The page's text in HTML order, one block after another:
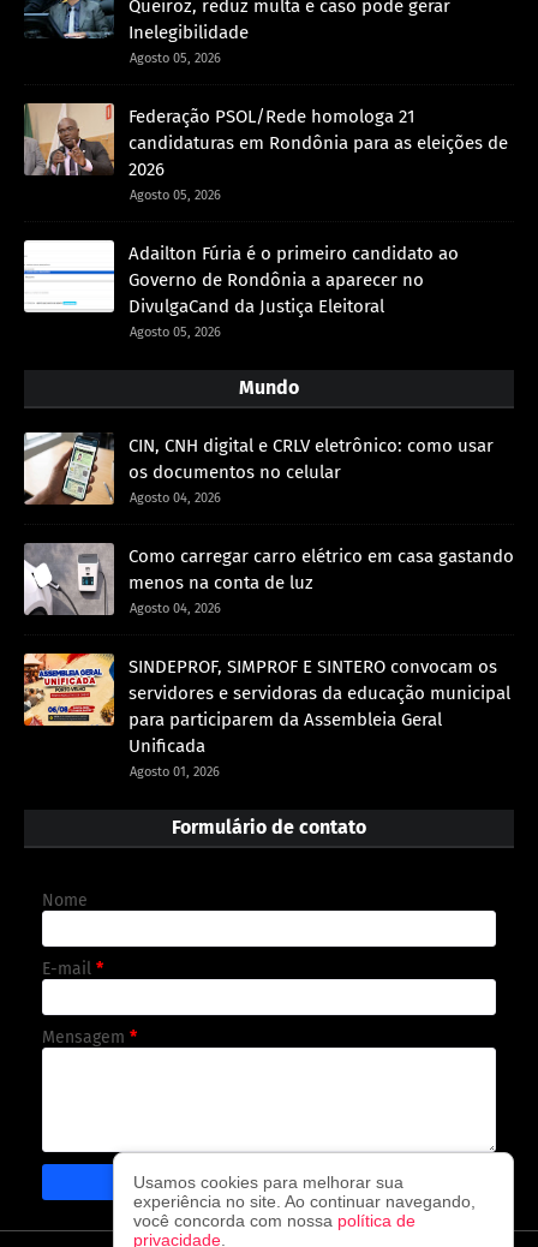
Queiroz, reduz multa e caso pode gerar
Inelegibilidade
Agosto 05, 2026
Federação PSOL/Rede homologa 21
candidaturas em Rondônia para as eleições de
2026
Agosto 05, 2026
Adailton Fúria é o primeiro candidato ao
Governo de Rondônia a aparecer no
DivulgaCand da Justiça Eleitoral
Agosto 05, 2026
Mundo
CIN, CNH digital e CRLV eletrônico: como usar
os documentos no celular
Agosto 04, 2026
Como carregar carro elétrico em casa gastando
menos na conta de luz
Agosto 04, 2026
SINDEPROF, SIMPROF E SINTERO convocam os
servidores e servidoras da educação municipal
para participarem da Assembleia Geral
Unificada
Agosto 01, 2026
Formulário de contato
Nome
E-mail *
Mensagem *
Usamos cookies para melhorar sua
experiência no site. Ao continuar navegando,
você concorda com nossa política de
privacidade